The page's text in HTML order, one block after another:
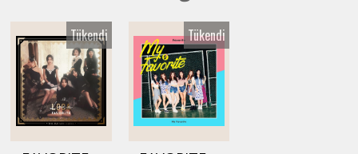
Tükendi Tükendi